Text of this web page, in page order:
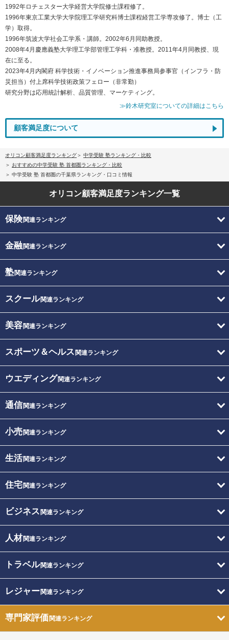
1992年ロチェスター大学経営大学院修士課程修了。
1996年東京工業大学大学院理工学研究科博士課程経営工学専攻修了。博士（工
学）取得。
1996年筑波大学社会工学系・講師。2002年6月同助教授。
2008年4月慶應義塾大学理工学部管理工学科・准教授。2011年4月同教授、現
在に至る。
2023年4月内閣府 科学技術・イノベーション推進事務局参事官（インフラ・防
災担当）付上席科学技術政策フェロー（非常勤）
研究分野は応用統計解析、品質管理、マーケティング。
≫鈴木研究室についての詳細はこちら
顧客満足度について
オリコン顧客満足度ランキング
中学受験 塾ランキング・比較
おすすめの中学受験 塾 首都圏ランキング・比較
中学受験 塾 首都圏の千葉県ランキング・口コミ情報
オリコン顧客満足度ランキング一覧
保険関連ランキング
金融関連ランキング
塾関連ランキング
スクール関連ランキング
美容関連ランキング
スポーツ＆ヘルス 関連ランキング
ウエディング関連ランキング
通信関連ランキング
小売関連ランキング
生活関連ランキング
住宅関連ランキング
ビジネス 関連ランキング
人材関連ランキング
トラベル関連ランキング
レジャー関連ランキング
専門家評価関連ランキング